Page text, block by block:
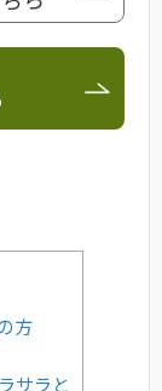
方
サラと